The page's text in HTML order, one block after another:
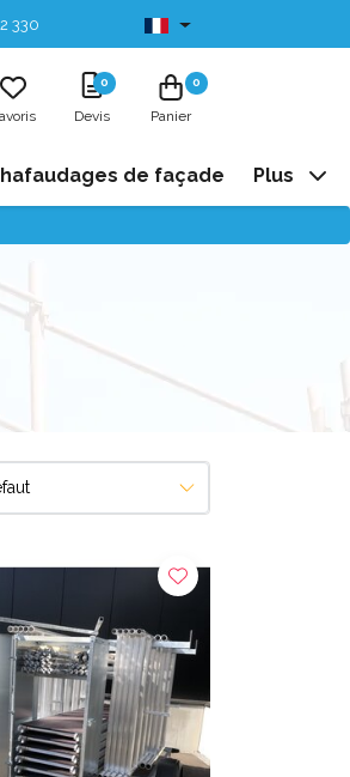
330 Disponibles de stock
0
Devis
0
Panier
de façade Plus